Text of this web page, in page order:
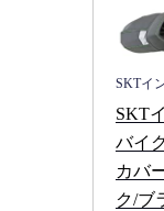
SKTイ
SKT
バイ
カバ
ク/ブ